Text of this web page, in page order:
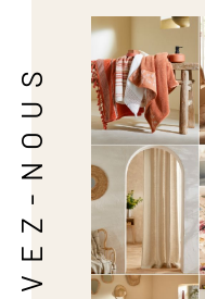
SUIVEZ-NOUS